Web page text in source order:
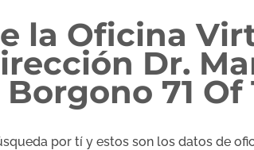
la Oficina
Dr.
Borgono 71 Of
por tí y estos son los datos de